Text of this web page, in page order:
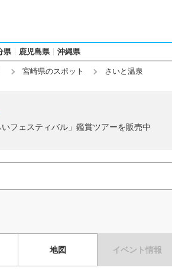
県 鹿児島県 沖縄県
宮崎県のスポット さいと温泉
フェスティバル」鑑賞ツアーを販売中
地図 イベント情報